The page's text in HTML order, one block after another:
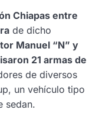
Chiapas entre
de dicho
Manuel “N” y
21 armas de
de diversos
un vehículo tipo
sedan.